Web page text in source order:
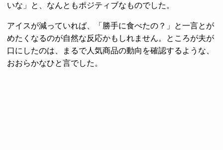
いな」と、なんともポジティブなものでした。
アイスが減っていれば、「勝手に食べたの？」と一言とが
めたくなるのが自然な反応かもしれません。ところが夫が
口にしたのは、まるで人気商品の動向を確認するような、
おおらかなひと言でした。